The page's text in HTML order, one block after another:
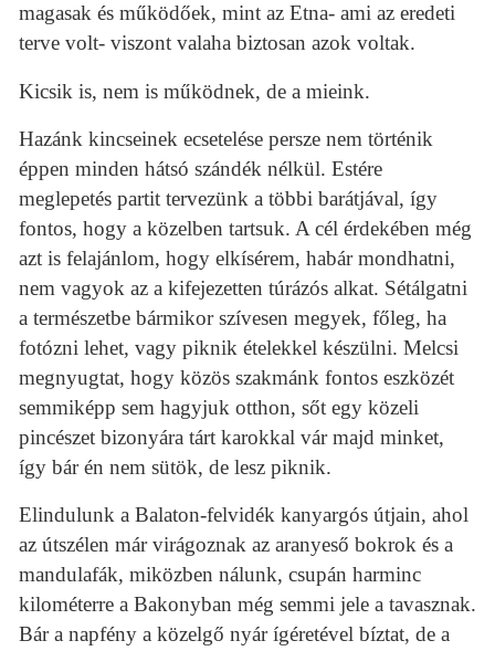
magasak és működőek, mint az Etna- ami az eredeti
terve volt- viszont valaha biztosan azok voltak.
Kicsik is, nem is működnek, de a mieink.
Hazánk kincseinek ecsetelése persze nem történik
éppen minden hátsó szándék nélkül. Estére
meglepetés partit tervezünk a többi barátjával, így
fontos, hogy a közelben tartsuk. A cél érdekében még
azt is felajánlom, hogy elkísérem, habár mondhatni,
nem vagyok az a kifejezetten túrázós alkat. Sétálgatni
a természetbe bármikor szívesen megyek, főleg, ha
fotózni lehet, vagy piknik ételekkel készülni. Melcsi
megnyugtat, hogy közös szakmánk fontos eszközét
semmiképp sem hagyjuk otthon, sőt egy közeli
pincészet bizonyára tárt karokkal vár majd minket,
így bár én nem sütök, de lesz piknik.
Elindulunk a Balaton-felvidék kanyargós útjain, ahol
az útszélen már virágoznak az aranyeső bokrok és a
mandulafák, miközben nálunk, csupán harminc
kilométerre a Bakonyban még semmi jele a tavasznak.
Bár a napfény a közelgő nyár ígéretével bíztat, de a